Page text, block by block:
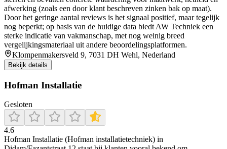
afwerking (zoals een door klant beschreven zinken bak op maat).
Door het geringe aantal reviews is het signaal positief, maar tegelijk
nog beperkt; op basis van de huidige data biedt AW Techniek een
sterke indicatie van vakmanschap, met nog weinig breed
vergelijkingsmateriaal uit andere beoordelingsplatformen.
Klompenmakersveld 9, 7031 DH Wehl, Nederland
Bekijk details
Hofman Installatie
Gesloten
4.6
Hofman Installatie (Hofman installatietechniek) in